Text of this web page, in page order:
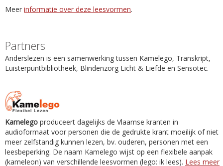
Meer informatie over deze leesvormen.
Partners
Anderslezen is een samenwerking tussen Kamelego, Transkript,
Luisterpuntbibliotheek, Blindenzorg Licht & Liefde en Sensotec.
Kamelego produceert dagelijks de Vlaamse kranten in
audioformaat voor personen die de gedrukte krant moeilijk of niet
meer zelfstandig kunnen lezen, bv. ouderen, personen met een
leesbeperking. De naam Kamelego wijst op een flexibele aanpak
(kameleon) van verschillende leesvormen (lego: ik lees). Lees meer